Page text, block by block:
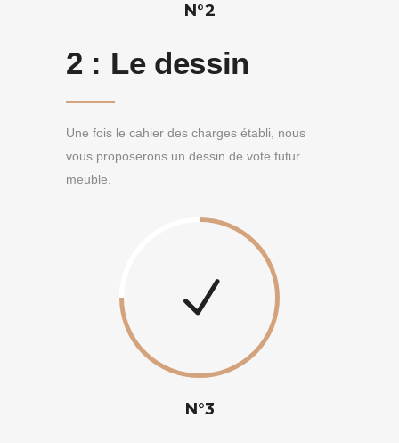
N°2
2 : Le dessin
Une fois le cahier des charges établi, nous
vous proposerons un dessin de vote futur
meuble.
N°3